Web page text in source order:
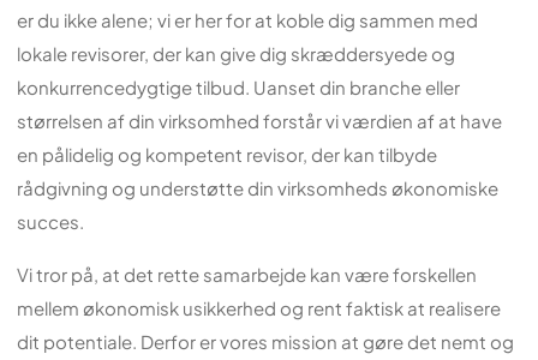
er du ikke alene; vi er her for at koble dig sammen med
lokale revisorer, der kan give dig skræddersyede og
konkurrencedygtige tilbud. Uanset din branche eller
størrelsen af din virksomhed forstår vi værdien af at have
en pålidelig og kompetent revisor, der kan tilbyde
rådgivning og understøtte din virksomheds økonomiske
succes.
Vi tror på, at det rette samarbejde kan være forskellen
mellem økonomisk usikkerhed og rent faktisk at realisere
dit potentiale. Derfor er vores mission at gøre det nemt og